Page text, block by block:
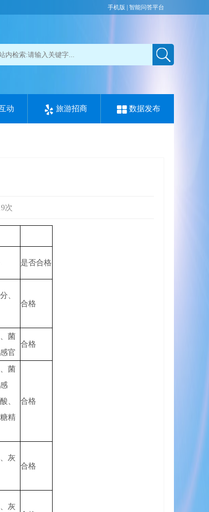
手机版 智能问答平台
动 旅游招商 数据发布
次
是否合格
、
合格
菌
官
合格
菌
、
精
合格
灰
合格
灰